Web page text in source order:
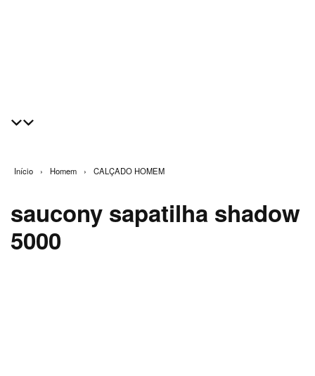
Início › Homem › CALÇADO HOMEM
saucony sapatilha shadow
5000